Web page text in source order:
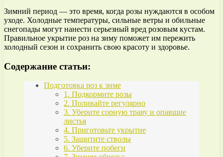
Зимний период — это время, когда розы нуждаются в особом
уходе. Холодные температуры, сильные ветры и обильные
снегопады могут нанести серьезный вред розовым кустам.
Правильное укрытие роз на зиму поможет им пережить
холодный сезон и сохранить свою красоту и здоровье.
Содержание статьи:
Подготовка роз к зиме
1. Подкормите розы
2. Поливайте регулярно
3. Уберите сорную траву и опавшие
листья
4. Приготовьте укрытие
5. Защитите стволы
6. Уберите побеги